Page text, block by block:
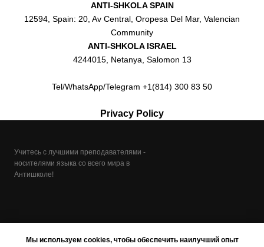
Мы используем cookies, чтобы обеспечить наилучший опыт
ANTI-SHKOLA SPAIN
12594, Spain: 20, Av Central, Oropesa Del Mar, Valencian
Community
ANTI-SHKOLA ISRAEL
4244015, Netanya, Salomon 13
Tel/WhatsApp/Telegram +1(814) 300 83 50
Privacy Policy
Учитесь с лучшими преподавателями -
носителями языка со всего мира в
Антишколе!